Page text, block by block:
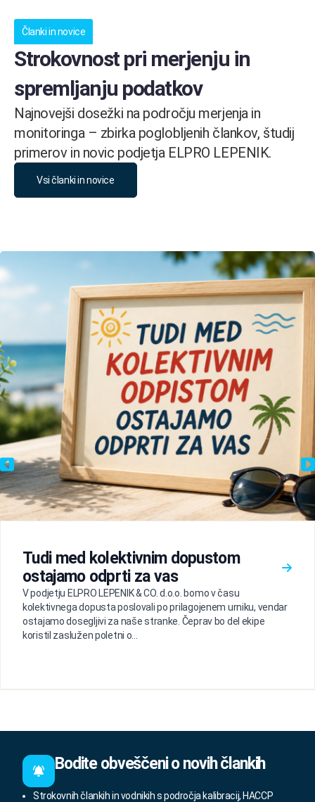
Članki in novice
Strokovnost pri merjenju in
spremljanju podatkov
Najnovejši dosežki na področju merjenja in
monitoringa – zbirka poglobljenih člankov, študij
primerov in novic podjetja ELPRO LEPENIK.
Vsi članki in novice
Tudi med kolektivnim dopustom
ostajamo odprti za vas
V podjetju ELPRO LEPENIK & CO. d.o.o. bomo v času
kolektivnega dopusta poslovali po prilagojenem urniku, vendar
ostajamo dosegljivi za naše stranke. Čeprav bo del ekipe
koristil zaslužen poletni o...
Bodite obveščeni o novih člankih
Strokovnih člankih in vodnikih s področja kalibracij, HACCP